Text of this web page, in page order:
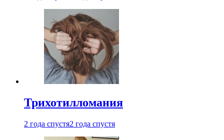
Трихотилломания
2 года спустя2 года спустя